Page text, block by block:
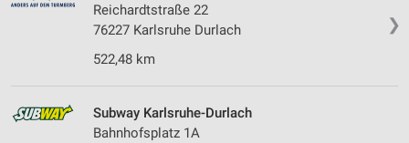
❯
Reichardtstraße 22
76227 Karlsruhe Durlach
522,48 km
Subway Karlsruhe-Durlach
Bahnhofsplatz 1A